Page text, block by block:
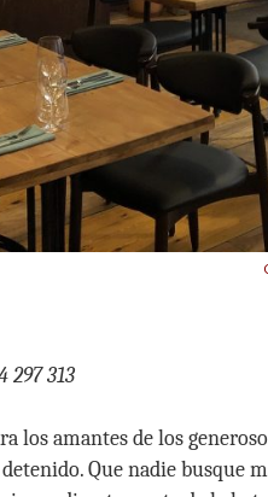
297 313
los amantes de los
Que nadie busque